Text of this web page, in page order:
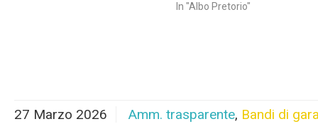
In "Albo Pretorio"
27 Marzo 2026 Amm. trasparente, Bandi di